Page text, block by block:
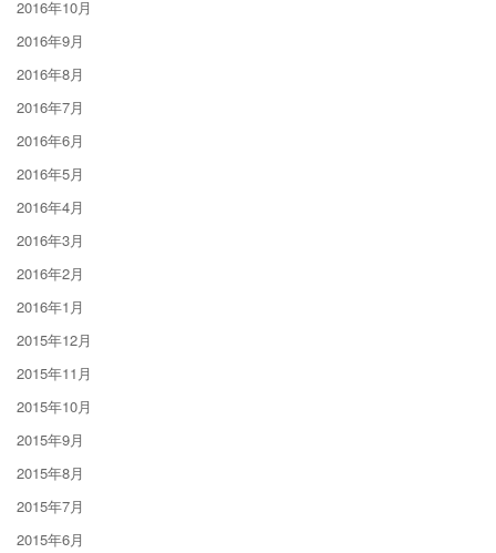
2016年10月
2016年9月
2016年8月
2016年7月
2016年6月
2016年5月
2016年4月
2016年3月
2016年2月
2016年1月
2015年12月
2015年11月
2015年10月
2015年9月
2015年8月
2015年7月
2015年6月